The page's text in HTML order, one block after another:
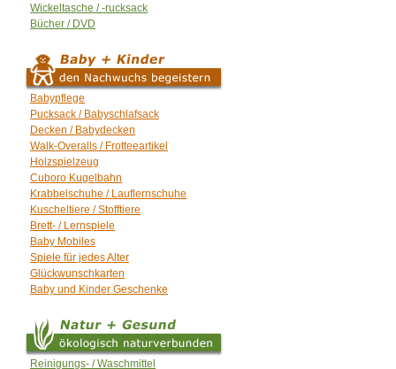
Wickeltasche / -rucksack
Bücher / DVD
Babypflege
Pucksack / Babyschlafsack
Decken / Babydecken
Walk-Overalls / Frotteeartikel
Holzspielzeug
Cuboro Kugelbahn
Krabbelschuhe / Lauflernschuhe
Kuscheltiere / Stofftiere
Brett- / Lernspiele
Baby Mobiles
Spiele für jedes Alter
Glückwunschkarten
Baby und Kinder Geschenke
Reinigungs- / Waschmittel